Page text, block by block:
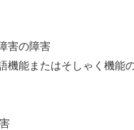
害の障害
機能またはそしゃく機能